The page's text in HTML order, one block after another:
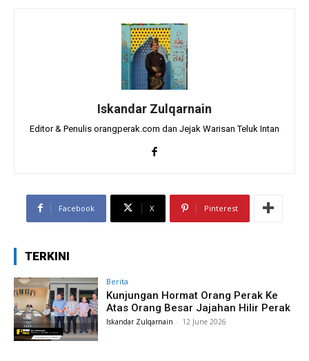
Iskandar Zulqarnain
Editor & Penulis orangperak.com dan Jejak Warisan Teluk Intan
Facebook X Pinterest
TERKINI
Berita
Kunjungan Hormat Orang Perak Ke
Atas Orang Besar Jajahan Hilir Perak
Iskandar Zulqarnain - 12 June 2026